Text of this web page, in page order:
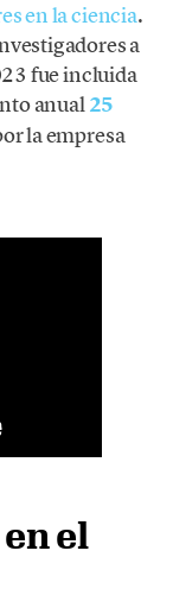
en la ciencia.
a
fue incluida
anual25
la empresa
el